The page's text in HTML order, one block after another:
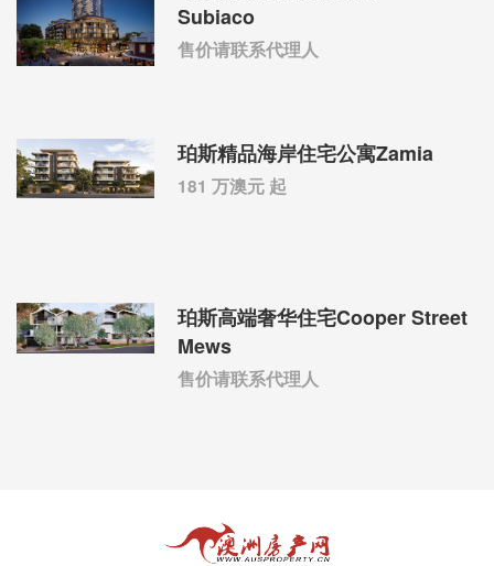
Subiaco
售价请联系代理人
珀斯精品海岸住宅公寓Zamia
181 万澳元 起
珀斯高端奢华住宅Cooper Street
Mews
售价请联系代理人